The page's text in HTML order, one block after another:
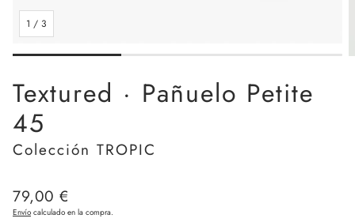
1 / 3
Textured · Pañuelo Petite
45
Colección TROPIC
Precio
regular
79,00 €
Envío calculado en la compra.